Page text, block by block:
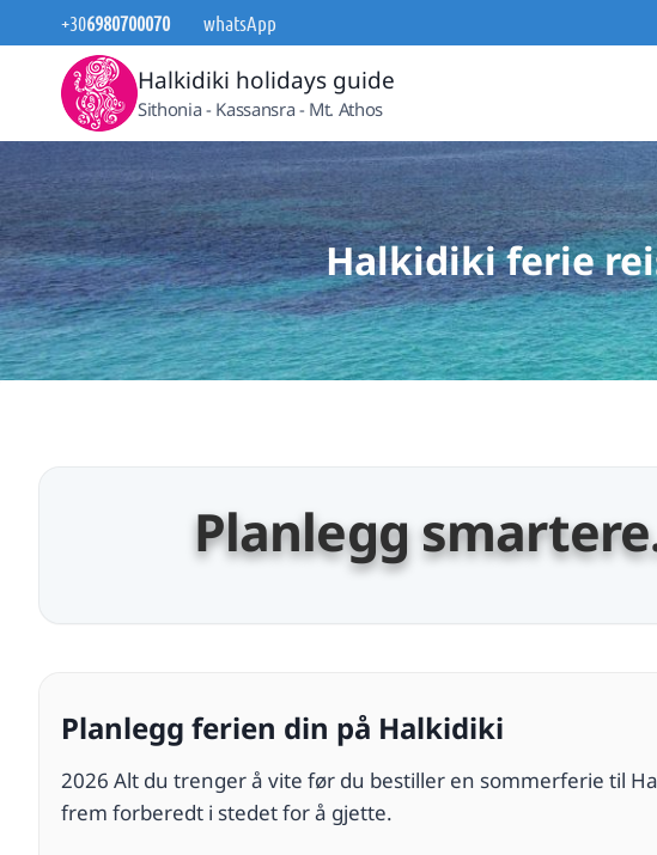
to
content
+306980700070 whatsApp
Halkidiki holidays guide
Sithonia - Kassansra - Mt. Athos
Halkidiki ferie
Planlegg
Planlegg ferien din på Halkidiki
2026 Alt du trenger å vite før du bestiller en sommerferie til
frem forberedt i stedet for å gjette.